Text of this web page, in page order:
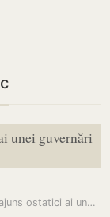
unei guvernări
Vlad Plahotniuc: „Voi ați fost mințiți! Ați ajuns ostatici ai unei…